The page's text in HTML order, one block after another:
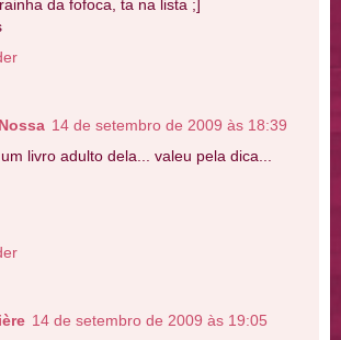
da fofoca, ta na lista ;]
14 de setembro de 2009 às 18:39
livro adulto dela... valeu pela dica...
14 de setembro de 2009 às 19:05